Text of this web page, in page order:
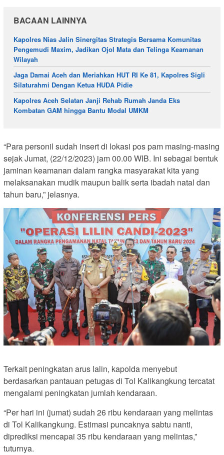
BACAAN LAINNYA
Kapolres Nias Jalin Sinergitas Strategis Bersama Komunitas
Pengemudi Maxim, Jadikan Ojol Mata dan Telinga Keamanan
Wilayah
Jaga Damai Aceh dan Meriahkan HUT RI Ke 81, Kapolres Sigli
Silaturahmi Dengan Ketua HUDA Pidie
Kapolres Aceh Selatan Janji Rehab Rumah Janda Eks
Kombatan GAM hingga Bantu Modal UMKM
“Para personil sudah insert di lokasi pos pam masing-masing
sejak Jumat, (22/12/2023) jam 00.00 WIB. Ini sebagai bentuk
jaminan keamanan dalam rangka masyarakat kita yang
melaksanakan mudik maupun balik serta ibadah natal dan
tahun baru,” jelasnya.
Terkait peningkatan arus lalin, kapolda menyebut
berdasarkan pantauan petugas di Tol Kalikangkung tercatat
mengalami peningkatan jumlah kendaraan.
“Per hari ini (jumat) sudah 26 ribu kendaraan yang melintas
di Tol Kalikangkung. Estimasi puncaknya sabtu nanti,
diprediksi mencapai 35 ribu kendaraan yang melintas,”
tuturnya.